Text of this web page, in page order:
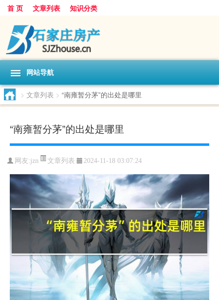
首 页 文章列表 知识分类
网站导航
> 文章列表 > “南雍暂分茅”的出处是哪里
“南雍暂分茅”的出处是哪里
网友:jzn 文章列表 2024-11-18 03:07:24